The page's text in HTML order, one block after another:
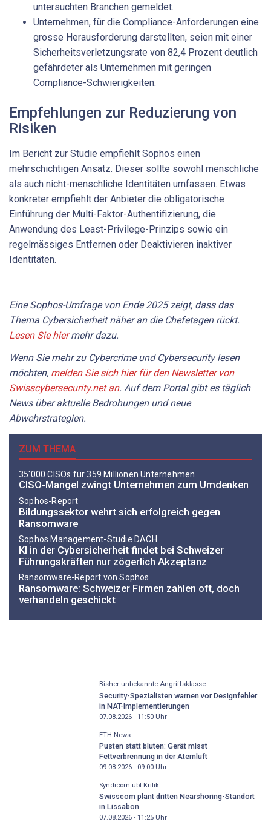
untersuchten Branchen gemeldet.
Unternehmen, für die Compliance-Anforderungen eine
grosse Herausforderung darstellten, seien mit einer
Sicherheitsverletzungsrate von 82,4 Prozent deutlich
gefährdeter als Unternehmen mit geringen
Compliance-Schwierigkeiten.
Empfehlungen zur Reduzierung von
Risiken
Im Bericht zur Studie empfiehlt Sophos einen
mehrschichtigen Ansatz. Dieser sollte sowohl menschliche
als auch nicht-menschliche Identitäten umfassen. Etwas
konkreter empfiehlt der Anbieter die obligatorische
Einführung der Multi-Faktor-Authentifizierung, die
Anwendung des Least-Privilege-Prinzips sowie ein
regelmässiges Entfernen oder Deaktivieren inaktiver
Identitäten.
Eine Sophos-Umfrage von Ende 2025 zeigt, dass das
Thema Cybersicherheit näher an die Chefetagen rückt.
Lesen Sie hiermehr dazu.
Wenn Sie mehr zu Cybercrime und Cybersecurity lesen
möchten, melden Sie sich hier für den Newsletter von
Swisscybersecurity.net an. Auf dem Portal gibt es täglich
News über aktuelle Bedrohungen und neue
Abwehrstrategien.
ZUM THEMA
35'000 CISOs für 359 Millionen Unternehmen
CISO-Mangel zwingt Unternehmen zum Umdenken
Sophos-Report
Bildungssektor wehrt sich erfolgreich gegen
Ransomware
Sophos Management-Studie DACH
KI in der Cybersicherheit findet bei Schweizer
Führungskräften nur zögerlich Akzeptanz
Ransomware-Report von Sophos
Ransomware: Schweizer Firmen zahlen oft, doch
verhandeln geschickt
Bisher unbekannte Angriffsklasse
Security-Spezialisten warnen vor Designfehler
in NAT-Implementierungen
07.08.2026 - 11:50Uhr
ETH News
Pusten statt bluten: Gerät misst
Fettverbrennung in der Atemluft
09.08.2026 - 09:00Uhr
Syndicom übt Kritik
Swisscom plant dritten Nearshoring-Standort
in Lissabon
07.08.2026 - 11:25Uhr